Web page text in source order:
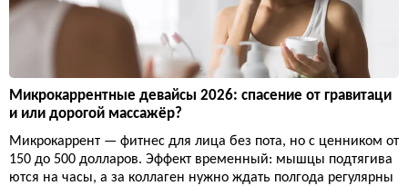
Микрокаррентные девайсы 2026: спасение от гравитаци
и или дорогой массажёр?
Микрокаррент — фитнес для лица без пота, но с ценником от
150 до 500 долларов. Эффект временный: мышцы подтягива
ются на часы, а за коллаген нужно ждать полгода регулярны